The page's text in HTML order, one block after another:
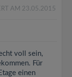
AM 23.05.2015
voll sein,
Für
einen